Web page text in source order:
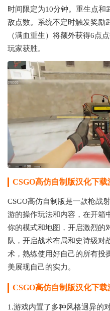
时间限定为10分钟。重生点和
敌点数。系统不定时触发奖励
（满血重生）将额外获得6点
玩家获胜。
CSGO高仿自制版汉化下载
CSGO高仿自制版是一款枪战
游的操作玩法和内容，在开箱
你的模式和地图，开启激烈的
队，开启战术布局和史诗级对
术，熟练使用好自己的所有投
美展现自己的实力。
CSGO高仿自制版汉化下载
1.游戏内置了多种风格迥异